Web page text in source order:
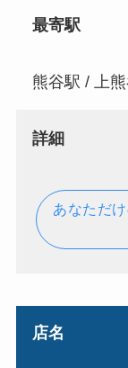
最寄駅
熊谷駅 / 上
詳細
あなただ
店名